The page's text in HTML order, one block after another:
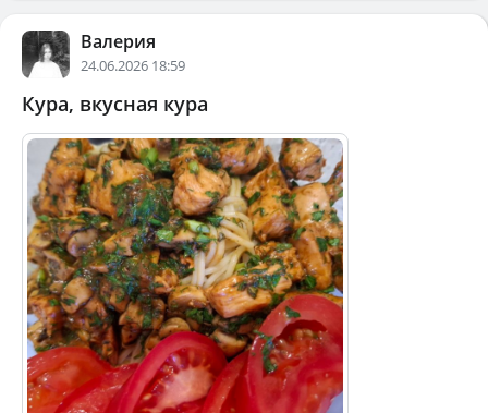
Валерия
24.06.2026 18:59
Кура, вкусная кура